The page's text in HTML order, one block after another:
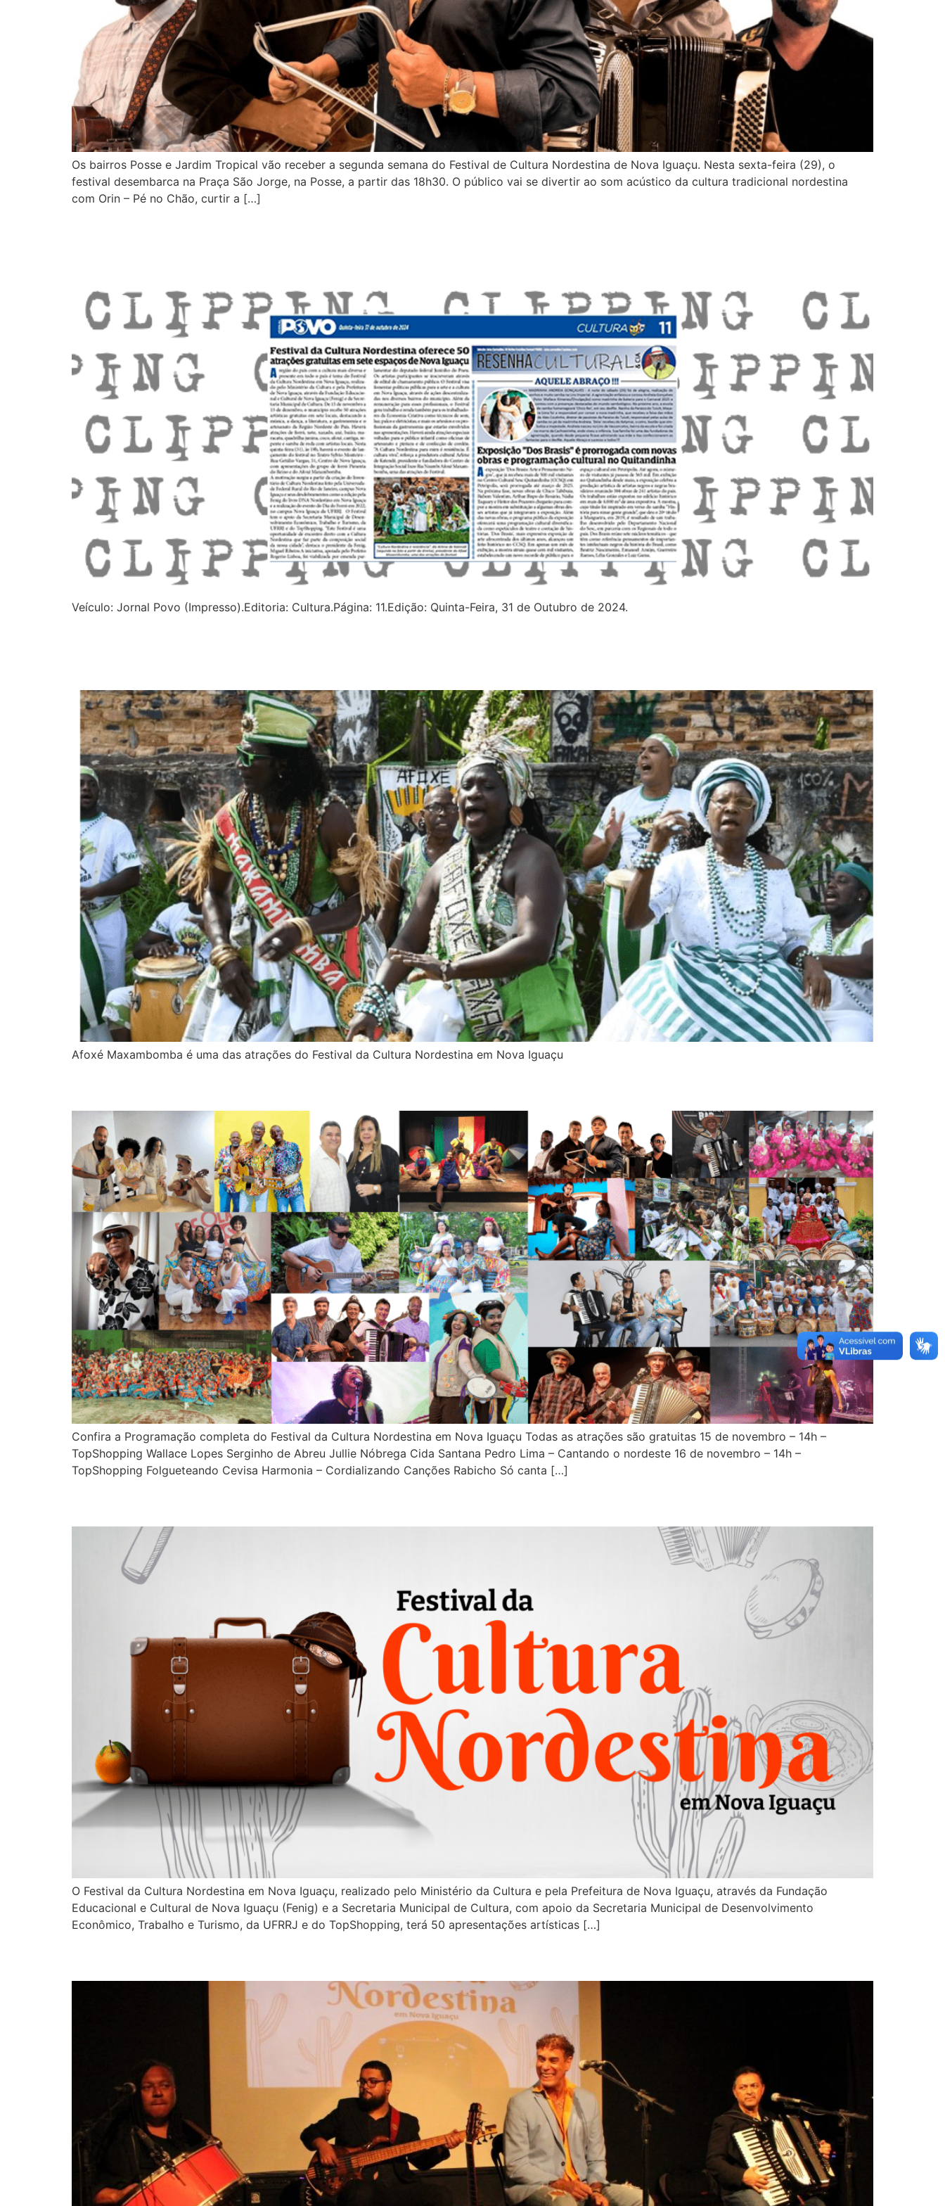
Os bairros Posse e Jardim Tropical vão receber a segunda semana do Festival de Cultura Nordestina de Nova Iguaçu. Nesta sexta-feira (29), o
festival desembarca na Praça São Jorge, na Posse, a partir das 18h30. O público vai se divertir ao som acústico da cultura tradicional nordestina
com Orin – Pé no Chão, curtir a […]
Veículo: Jornal Povo (Impresso).Editoria: Cultura.Página: 11.Edição: Quinta-Feira, 31 de Outubro de 2024.
Afoxé Maxambomba é uma das atrações do Festival da Cultura Nordestina em Nova Iguaçu
Confira a Programação completa do Festival da Cultura Nordestina em Nova Iguaçu Todas as atrações são gratuitas 15 de novembro – 14h –
TopShopping Wallace Lopes Serginho de Abreu Jullie Nóbrega Cida Santana Pedro Lima – Cantando o nordeste 16 de novembro – 14h –
TopShopping Folgueteando Cevisa Harmonia – Cordializando Canções Rabicho Só canta […]
O Festival da Cultura Nordestina em Nova Iguaçu, realizado pelo Ministério da Cultura e pela Prefeitura de Nova Iguaçu, através da Fundação
Educacional e Cultural de Nova Iguaçu (Fenig) e a Secretaria Municipal de Cultura, com apoio da Secretaria Municipal de Desenvolvimento
Econômico, Trabalho e Turismo, da UFRRJ e do TopShopping, terá 50 apresentações artísticas […]